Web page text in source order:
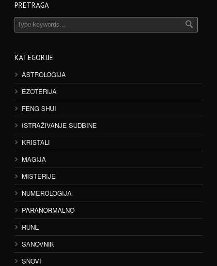
PRETRAGA
KATEGORIJE
ASTROLOGIJA
EZOTERIJA
FENG SHUI
ISTRAŽIVANJE SUDBINE
KRISTALI
MAGIJA
MISTERIJE
NUMEROLOGIJA
PARANORMALNO
RUNE
SANOVNIK
SNOVI